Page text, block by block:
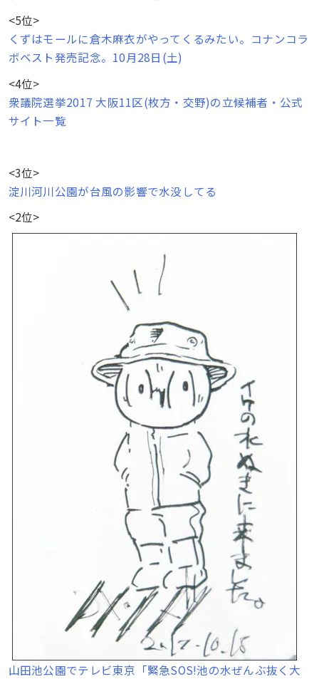
<5位>
くずはモールに倉木麻衣がやってくるみたい。コナンコラ
ボベスト発売記念。10月28日(土)
<4位>
衆議院選挙2017 大阪11区(枚方・交野)の立候補者・公式
サイト一覧
<3位>
淀川河川公園が台風の影響で水没してる
<2位>
山田池公園でテレビ東京「緊急SOS!池の水ぜんぶ抜く大